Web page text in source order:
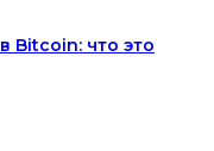
Bitcoin: что это